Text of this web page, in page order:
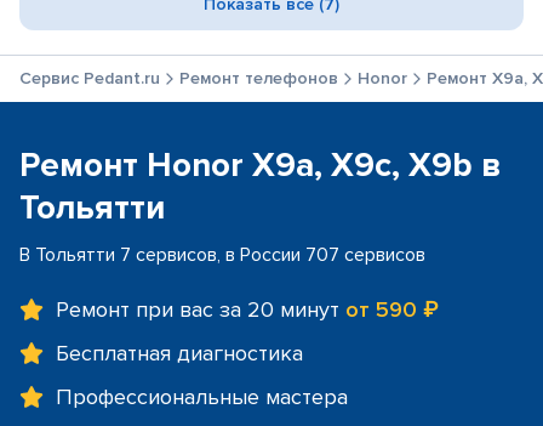
Показать все (7)
Сервис Pedant.ru Ремонт телефонов Honor Ремонт X9a,
Ремонт Honor X9a, X9c, X9b в
Тольятти
В Тольятти 7 сервисов, в России 707 сервисов
Ремонт при вас за 20 минут от 590 ₽
Бесплатная диагностика
Профессиональные мастера